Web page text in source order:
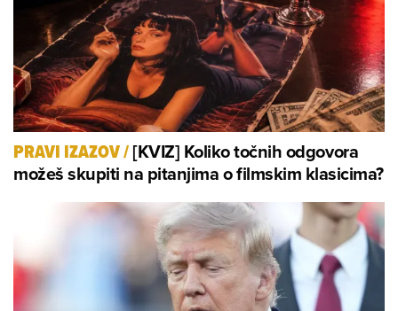
PRAVI IZAZOV/[KVIZ] Koliko točnih odgovora
možeš skupiti na pitanjima o filmskim klasicima?